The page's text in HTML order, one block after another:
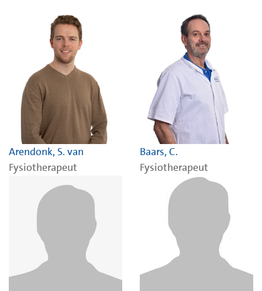
Arendonk, S. van
Fysiotherapeut
Baars, C.
Fysiotherapeut